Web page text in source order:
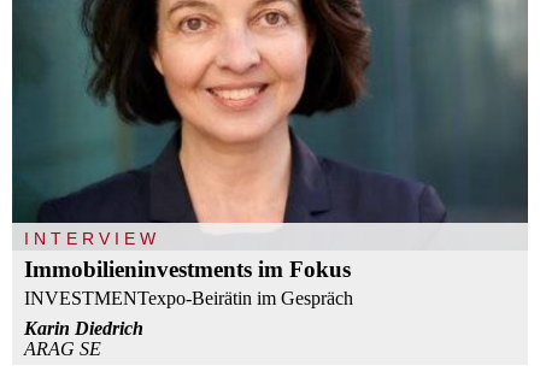
INTERVIEW
Immobilieninvestments im Fokus
INVESTMENTexpo-Beirätin im Gespräch
Karin Diedrich
ARAG SE